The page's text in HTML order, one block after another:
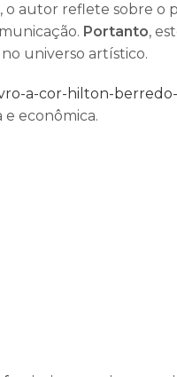
, o autor reflete sobre o
Portanto,
universo artístico.
a-cor-hilton-
econômica.